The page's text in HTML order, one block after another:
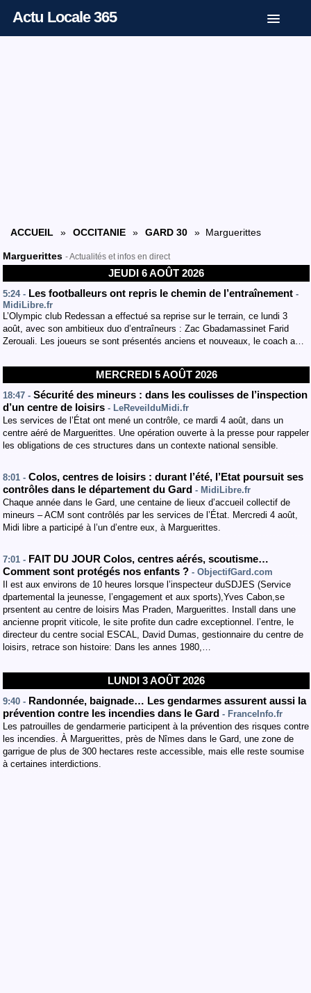
Actu Locale 365
ACCUEIL » OCCITANIE » GARD 30 » Marguerittes
Marguerittes - Actualités et infos en direct
JEUDI 6 AOÛT 2026
5:24 - Les footballeurs ont repris le chemin de l’entraînement -
MidiLibre.fr
L’Olympic club Redessan a effectué sa reprise sur le terrain, ce lundi 3
août, avec son ambitieux duo d’entraîneurs : Zac Gbadamassinet Farid
Zerouali. Les joueurs se sont présentés anciens et nouveaux, le coach a…
MERCREDI 5 AOÛT 2026
18:47 - Sécurité des mineurs : dans les coulisses de l’inspection
d’un centre de loisirs - LeReveilduMidi.fr
Les services de l’État ont mené un contrôle, ce mardi 4 août, dans un
centre aéré de Marguerittes. Une opération ouverte à la presse pour rappeler
les obligations de ces structures dans un contexte national sensible.
8:01 - Colos, centres de loisirs : durant l’été, l’Etat poursuit ses
contrôles dans le département du Gard - MidiLibre.fr
Chaque année dans le Gard, une centaine de lieux d’accueil collectif de
mineurs – ACM sont contrôlés par les services de l’État. Mercredi 4 août,
Midi libre a participé à l’un d’entre eux, à Marguerittes.
7:01 - FAIT DU JOUR Colos, centres aérés, scoutisme…
Comment sont protégés nos enfants ? - ObjectifGard.com
Il est aux environs de 10 heures lorsque l’inspecteur duSDJES (Service
dpartemental la jeunesse, l’engagement et aux sports),Yves Cabon,se
prsentent au centre de loisirs Mas Praden, Marguerittes. Install dans une
ancienne proprit viticole, le site profite dun cadre exceptionnel. l’entre, le
directeur du centre social ESCAL, David Dumas, gestionnaire du centre de
loisirs, retrace son histoire: Dans les annes 1980,…
LUNDI 3 AOÛT 2026
9:40 - Randonnée, baignade… Les gendarmes assurent aussi la
prévention contre les incendies dans le Gard - FranceInfo.fr
Les patrouilles de gendarmerie participent à la prévention des risques contre
les incendies. À Marguerittes, près de Nîmes dans le Gard, une zone de
garrigue de plus de 300 hectares reste accessible, mais elle reste soumise
à certaines interdictions.